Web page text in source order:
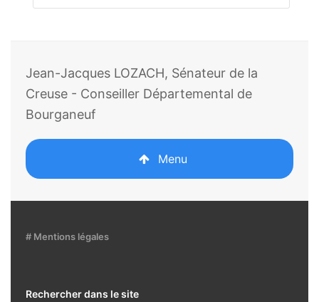
Jean-Jacques LOZACH, Sénateur de la
Creuse - Conseiller Départemental de
Bourganeuf
Menu
# Mentions légales
Rechercher dans le site